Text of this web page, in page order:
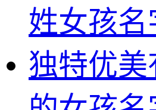
姓女孩名
独特优美